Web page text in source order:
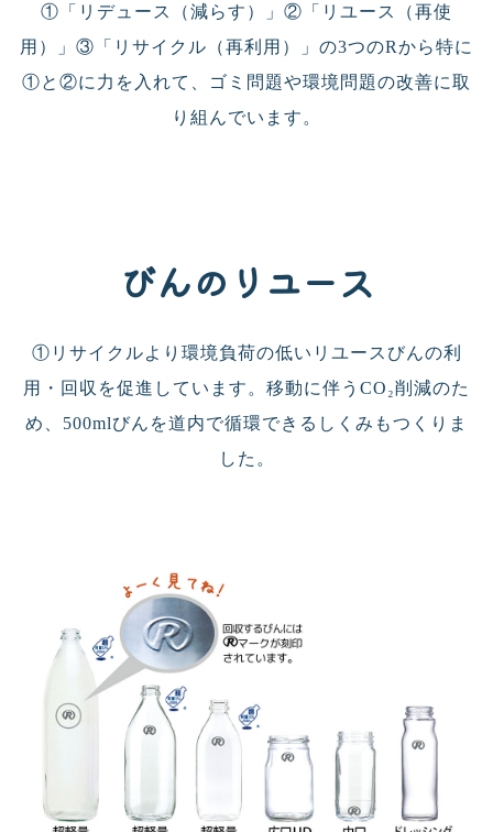
①「リデュース（減らす）」②「リユース（再使
用）」③「リサイクル（再利用）」の3つのRから特に
①と②に力を入れて、ゴミ問題や環境問題の改善に取
り組んでいます。
びんのリユース
①リサイクルより環境負荷の低いリユースびんの利
用・回収を促進しています。移動に伴うCO₂削減のた
め、500mlびんを道内で循環できるしくみもつくりま
した。